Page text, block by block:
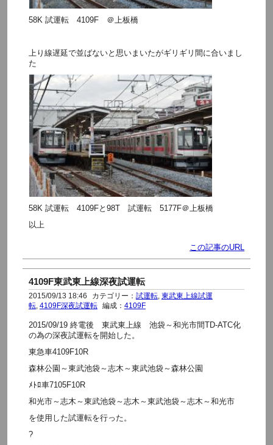
58K 試運転 4109F ＠上板橋
上り線遅延で並ばないと思いまいたがギリギリ間に合いまし
た
58K 試運転 4109Fと98T 試運転 5177F＠上板橋
以上
この記事のURL
4109F東武東上線深夜試運転
2015/09/13 18:46 カテゴリー： 試運転, 東武東上線試運
転, 4109F深夜試運転 編成： 4109F
2015/09/19 終電後 東武東上線 池袋～和光市間TD-ATC化
の為の深夜試運転を開始した。
東急車4109F10R
森林公園～東武池袋～志木～東武池袋～森林公園
ﾒﾄﾛ車7105F10R
和光市～志木～東武池袋～志木～東武池袋～志木～和光市
を使用した試運転を行った。
?